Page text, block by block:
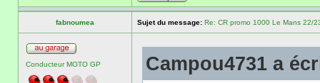
fabnoumea Sujet du message: Re: CR promo 1000 Le Mans 22/
Conducteur MOTO GP Campou4731 a